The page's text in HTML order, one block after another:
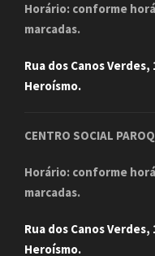
Horário: conforme
marcadas.
Rua dos Canos
Heroísmo.
CENTRO SOCIAL
Horário: conforme
marcadas.
Rua dos Canos
Heroísmo.